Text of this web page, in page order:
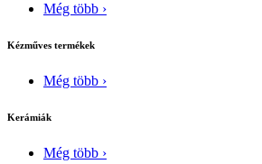
Még több ›
Kézműves termékek
Még több ›
Kerámiák
Még több ›